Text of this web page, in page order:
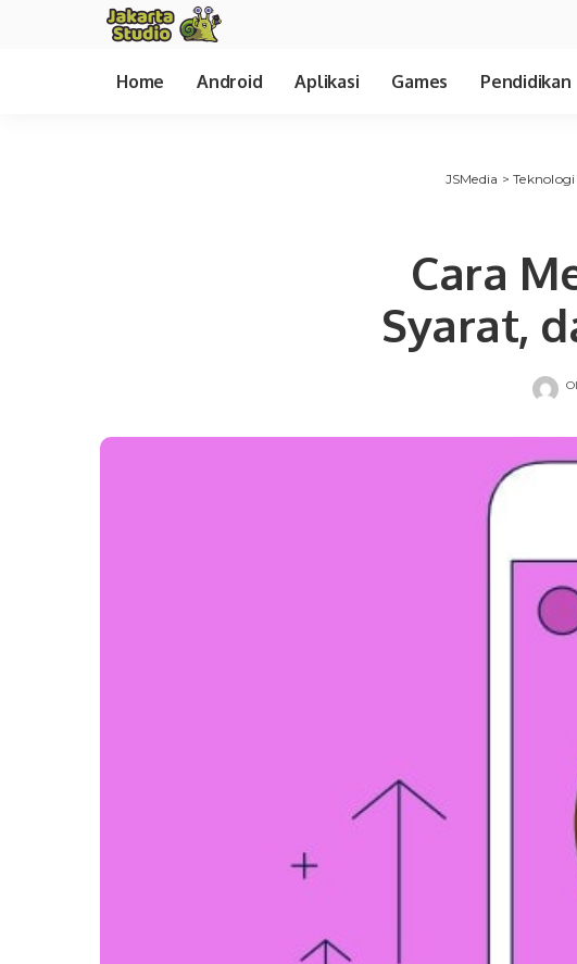
Home Android Aplikasi Games Pendidikan
JSMedia >Teknologi
Cara
Syarat,